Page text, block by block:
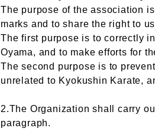
The purpose of the association
marks and to share the right to
The first purpose is to correctly
Oyama, and to make efforts for
The second purpose is to
unrelated to Kyokushin Karate,
2.The Organization shall carry
paragraph.